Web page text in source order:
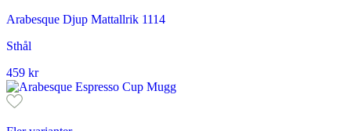
Arabesque Djup Mattallrik 1114
Sthål
459 kr